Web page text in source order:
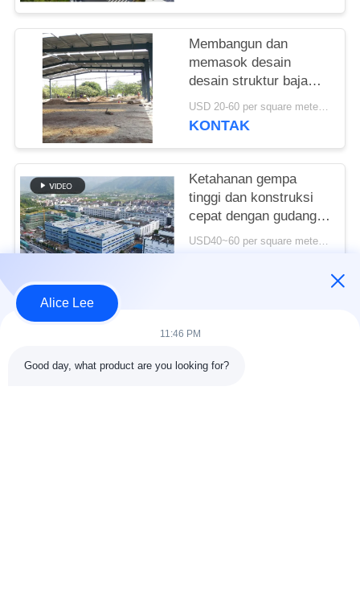
Membangun dan
memasok desain
desain struktur baja
untuk bangunan rangka
portal yang
USD 20-60 per square meter MOQ:1000 Meter persegi
KONTAK
Ketahanan gempa
tinggi dan konstruksi
cepat dengan gudang
struktur baja tahan
USD40~60 per square meter MOQ:1000 meter persegi
Bad Request
Alice Lee
11:46 PM
Good day, what product are you looking for?